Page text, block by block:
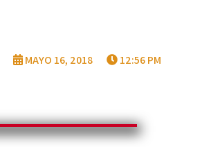
MAYO 16, 2018 12:56 PM